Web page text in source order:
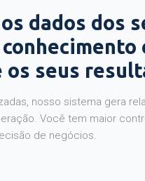
dados dos
seus
nosso sistema gera
Você tem maior
de negócios.